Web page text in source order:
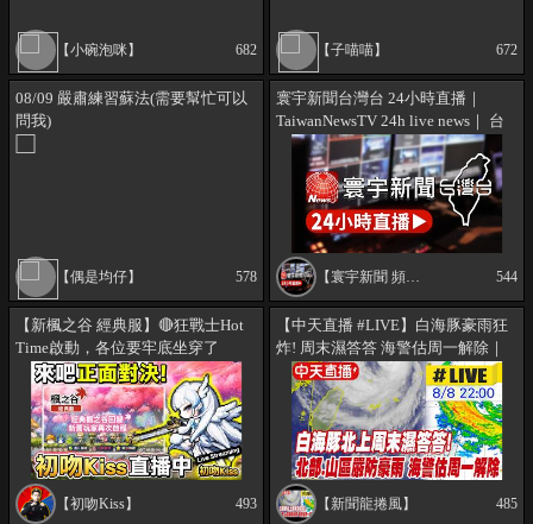
【小碗泡咪】 682 【子喵喵】 672
08/09 嚴肅練習蘇法(需要幫忙可以
問我)
【偶是均仔】 578
寰宇新聞台灣台 24小時直播｜
TaiwanNewsTV 24h live news｜ 台
湾のニュース24時間ライブ配信中
@globalnewstw
【寰宇新聞 頻道】 544
【新楓之谷 經典服】🔴狂戰士Hot
Time啟動，各位要牢底坐穿了
嗎！！ 有疑難雜症都可以問看到會
回 初吻Kiss｜MapleStory World
【初吻Kiss】 493
【中天直播 #LIVE】白海豚豪雨狂
炸! 周末濕答答 海警估周一解除｜
連江縣8/9(日)停班停課.新竹縣
8/9(日)部分地區正常上班.停止上課
20260808 @新聞龍捲風
NewsTornado
【新聞龍捲風】 485